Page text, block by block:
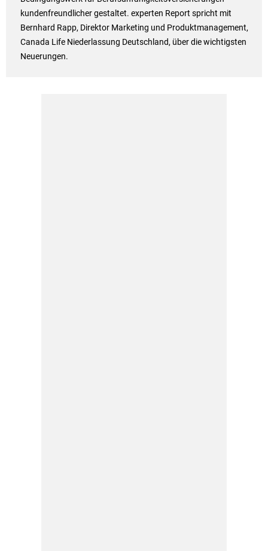
kundenfreundlicher gestaltet. experten Report spricht mit
Bernhard Rapp, Direktor Marketing und Produktmanagement,
Canada Life Niederlassung Deutschland, über die wichtigsten
Neuerungen.